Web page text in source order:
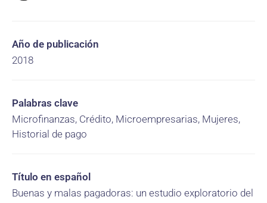
Año de publicación
2018
Palabras clave
Microfinanzas, Crédito, Microempresarias, Mujeres,
Historial de pago
Título en español
Buenas y malas pagadoras: un estudio exploratorio del